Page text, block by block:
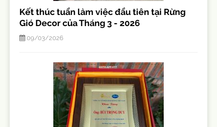
Kết thúc tuần làm việc đầu tiên tại Rừng
Gió Decor của Tháng 3 - 2026
09/03/2026